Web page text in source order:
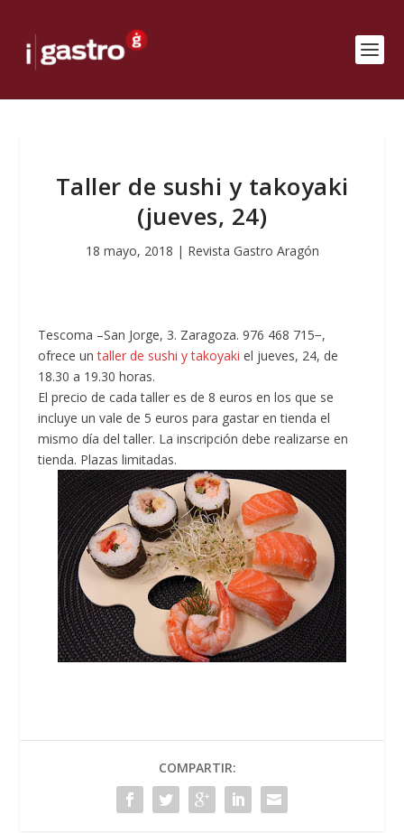
Taller de sushi y takoyaki
(jueves, 24)
18 mayo, 2018 | Revista Gastro Aragón
Tescoma –San Jorge, 3. Zaragoza. 976 468 715−,
ofrece untaller de sushi y takoyaki el jueves, 24, de
18.30 a 19.30 horas.
El precio de cada taller es de 8 euros en los que se
incluye un vale de 5 euros para gastar en tienda el
mismo día del taller. La inscripción debe realizarse en
tienda. Plazas limitadas.
COMPARTIR: